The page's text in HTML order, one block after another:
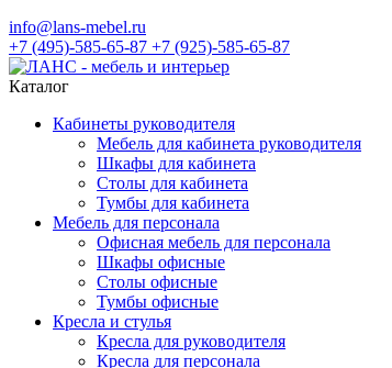
info@lans-mebel.ru
+7 (495)-585-65-87 +7 (925)-585-65-87
Каталог
Кабинеты руководителя
Мебель для кабинета руководителя
Шкафы для кабинета
Столы для кабинета
Тумбы для кабинета
Мебель для персонала
Офисная мебель для персонала
Шкафы офисные
Столы офисные
Тумбы офисные
Кресла и стулья
Кресла для руководителя
Кресла для персонала